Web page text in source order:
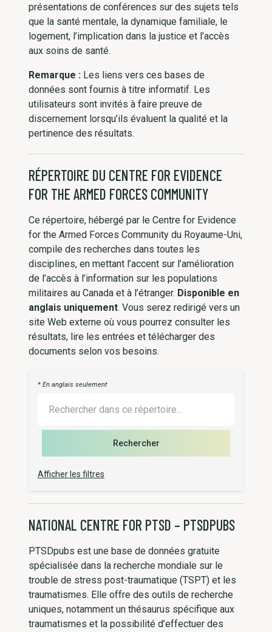
présentations de conférences sur des sujets tels
que la santé mentale, la dynamique familiale, le
logement, l’implication dans la justice et l’accès
aux soins de santé.
Remarque : Les liens vers ces bases de
données sont fournis à titre informatif. Les
utilisateurs sont invités à faire preuve de
discernement lorsqu’ils évaluent la qualité et la
pertinence des résultats.
RÉPERTOIRE DU CENTRE FOR EVIDENCE
FOR THE ARMED FORCES COMMUNITY
Ce répertoire, hébergé par le Centre for Evidence
for the Armed Forces Community du Royaume-Uni,
compile des recherches dans toutes les
disciplines, en mettant l’accent sur l’amélioration
de l’accès à l’information sur les populations
militaires au Canada et à l’étranger. Disponible en
anglais uniquement. Vous serez redirigé vers un
site Web externe où vous pourrez consulter les
résultats, lire les entrées et télécharger des
documents selon vos besoins.
* En anglais seulement
Rechercher
Afficher les filtres
NATIONAL CENTRE FOR PTSD – PTSDPUBS
PTSDpubs est une base de données gratuite
spécialisée dans la recherche mondiale sur le
trouble de stress post-traumatique (TSPT) et les
traumatismes. Elle offre des outils de recherche
uniques, notamment un thésaurus spécifique aux
traumatismes et la possibilité d’effectuer des